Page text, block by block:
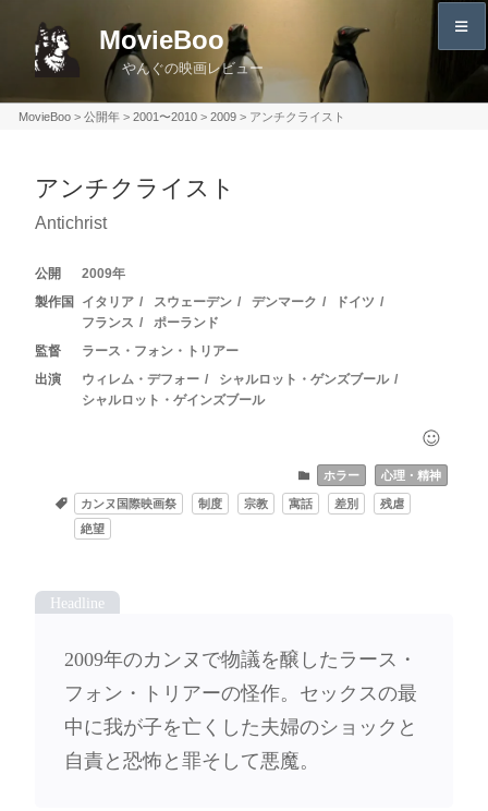
ン
MovieBoo
やんぐの映画レビュー
MovieBoo> 公開年> 2001〜2010> 2009> アンチクライスト
アンチクライスト
Antichrist
2009
イタリア
スウェーデン デンマーク
ドイツ
フランス
ポーランド
ラース・フォン・トリアー
ウィレム・デフォー
シャルロット・ゲンズブール
シャルロット・ゲインズブール
ホラー 心理・精神
カンヌ国際映画祭 制度 宗教 寓話 差別
残虐
絶望
2009年のカンヌで物議を醸したラース・
フォン・トリアーの怪作。セックスの最
中に我が子を亡くした夫婦のショックと
自責と恐怖と罪そして悪魔。